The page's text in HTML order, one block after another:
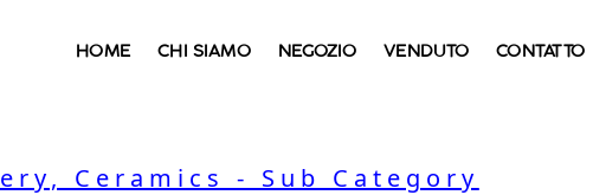
HOME CHI SIAMO NEGOZIO VENDUTO CONTATTO
Ceramics - Sub Category